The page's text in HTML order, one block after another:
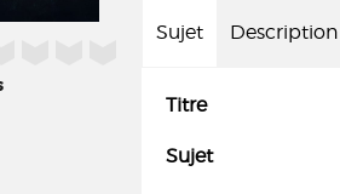
Sujet Description
Titre
Sujet